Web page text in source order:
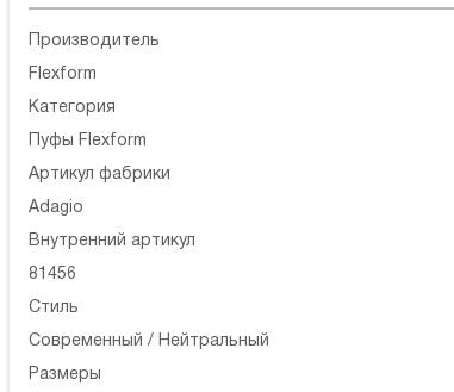
Производитель
Flexform
Категория
Пуфы Flexform
Артикул фабрики
Adagio
Внутренний артикул
81456
Стиль
Современный / Нейтральный
Размеры